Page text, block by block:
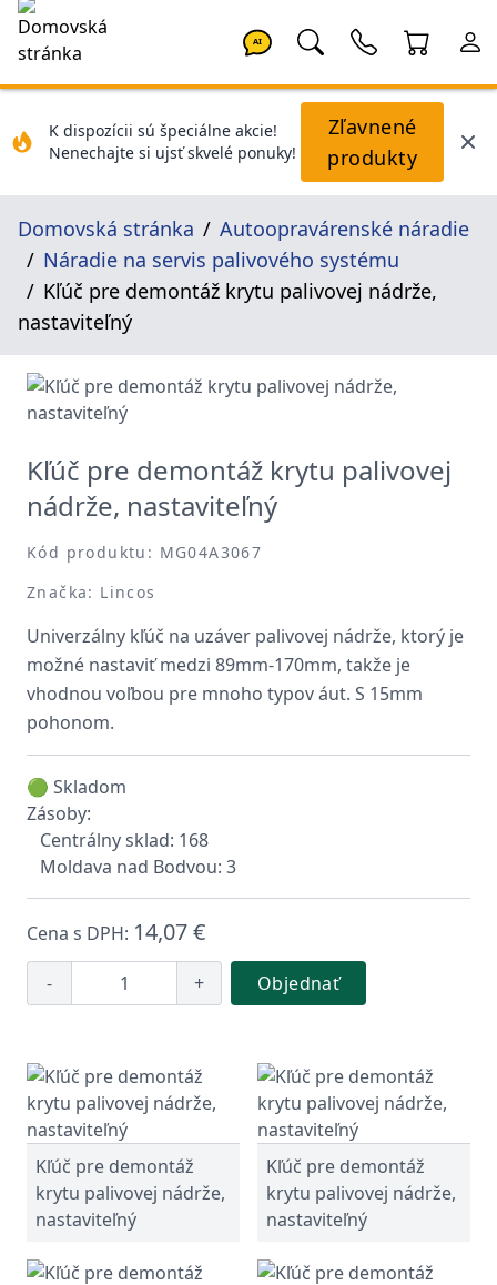
AI
K dispozícii sú špeciálne akcie!
Nenechajte si ujsť skvelé ponuky!
Zľavnené
produkty
Domovská stránka
Autoopravárenské náradie
Náradie na servis palivového systému
Kľúč pre demontáž krytu palivovej nádrže,
nastaviteľný
Kľúč pre demontáž krytu palivovej
nádrže, nastaviteľný
Kód produktu: MG04A3067
Značka: Lincos
Univerzálny kľúč na uzáver palivovej nádrže, ktorý je
možné nastaviť medzi 89mm-170mm, takže je
vhodnou voľbou pre mnoho typov áut. S 15mm
pohonom.
🟢 Skladom
Zásoby:
Centrálny sklad: 168
Moldava nad Bodvou: 3
Cena s DPH: 14,07 €
- + Objednať
Kľúč pre demontáž
krytu palivovej nádrže,
nastaviteľný
Kľúč pre demontáž
krytu palivovej nádrže,
nastaviteľný